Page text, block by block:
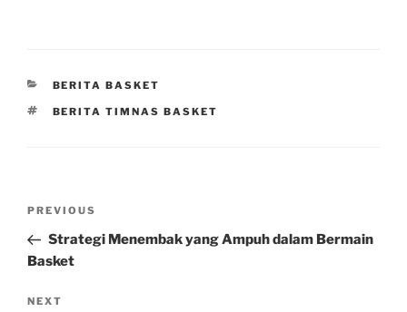
CATEGORIES
BERITA BASKET
TAGS
BERITA TIMNAS BASKET
Previous
Post
PREVIOUS
Strategi Menembak yang Ampuh dalam Bermain
Basket
Next
NEXT